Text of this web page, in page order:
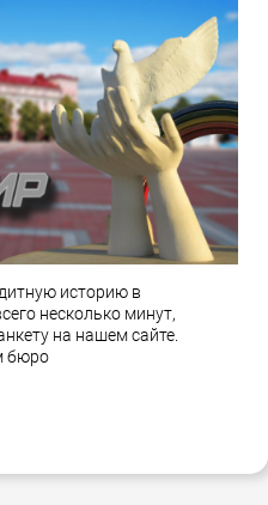
историю в
несколько минут,
на нашем сайте.
бюро